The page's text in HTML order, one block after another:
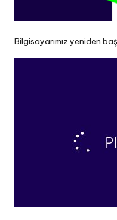
Bilgisayarımız yeniden